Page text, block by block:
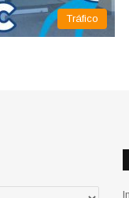
Tráfico